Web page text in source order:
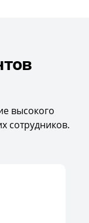
высокого
сотрудников.